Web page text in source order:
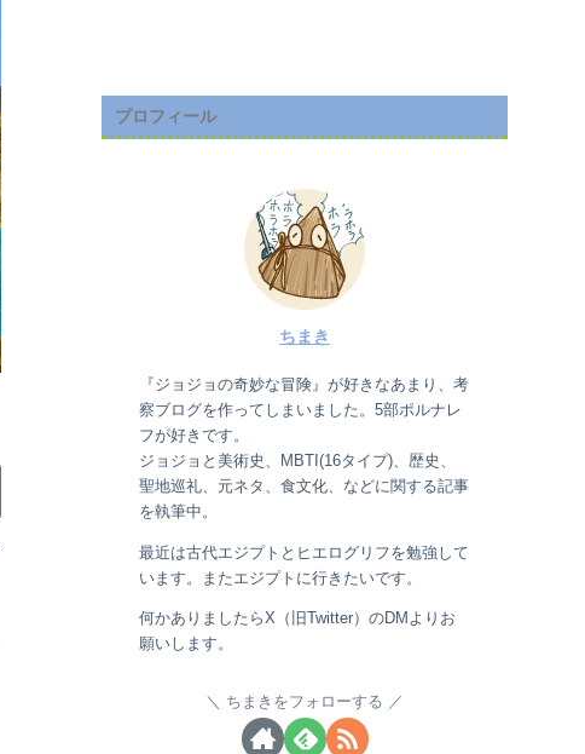
プロフィール
ちまき
『ジョジョの奇妙な冒険』が好きなあまり、考
察ブログを作ってしまいました。5部ポルナレ
フが好きです。
ジョジョと美術史、MBTI(16タイプ)、歴史、
聖地巡礼、元ネタ、食文化、などに関する記事
を執筆中。
最近は古代エジプトとヒエログリフを勉強して
います。またエジプトに行きたいです。
何かありましたらX（旧Twitter）のDMよりお
願いします。
ちまきをフォローする